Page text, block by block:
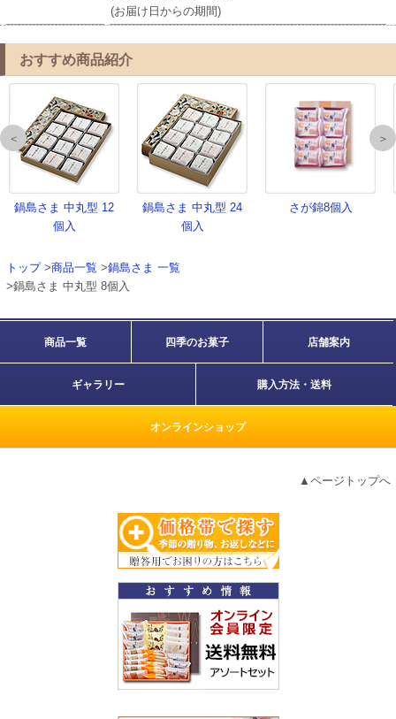
(お届け日からの期間)
おすすめ商品紹介
鍋島さま 中丸型 12
個入
鍋島さま 中丸型 24
個入
さが錦8個入
＜ ＞
トップ>商品一覧 >鍋島さま 一覧
>鍋島さま 中丸型 8個入
商品一覧 四季のお菓子 店舗案内
ギャラリー 購入方法・送料
オンラインショップ
▲ページトップへ